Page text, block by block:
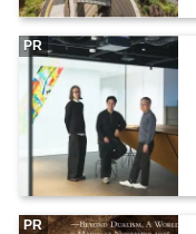
PR
PR